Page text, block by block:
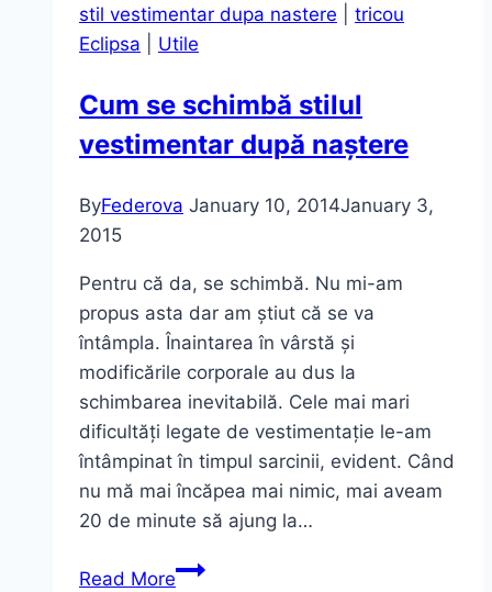
stil vestimentar dupa nastere
tricou
Eclipsa
Utile
Cum se schimbă stilul
vestimentar după naștere
ByFederova January 10, 2014January 3,
2015
Pentru că da, se schimbă. Nu mi-am
propus asta dar am știut că se va
întâmpla. Înaintarea în vârstă și
modificările corporale au dus la
schimbarea inevitabilă. Cele mai mari
dificultăți legate de vestimentație le-am
întâmpinat în timpul sarcinii, evident. Când
nu mă mai încăpea mai nimic, mai aveam
20 de minute să ajung la…
Read MoreCum